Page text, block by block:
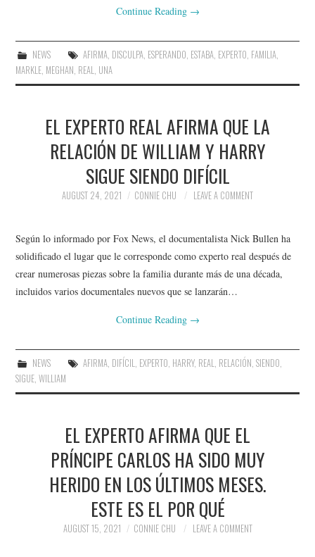
Continue Reading →
NEWS AFIRMA, DISCULPA, ESPERANDO, ESTABA, EXPERTO, FAMILIA,
MARKLE, MEGHAN, REAL, UNA
EL EXPERTO REAL AFIRMA QUE LA
RELACIÓN DE WILLIAM Y HARRY
SIGUE SIENDO DIFÍCIL
AUGUST 24, 2021 CONNIE CHU LEAVE A COMMENT
Según lo informado por Fox News, el documentalista Nick Bullen ha
solidificado el lugar que le corresponde como experto real después de
crear numerosas piezas sobre la familia durante más de una década,
incluidos varios documentales nuevos que se lanzarán…
Continue Reading →
NEWS AFIRMA, DIFÍCIL, EXPERTO, HARRY, REAL, RELACIÓN, SIENDO,
SIGUE,WILLIAM
EL EXPERTO AFIRMA QUE EL
PRÍNCIPE CARLOS HA SIDO MUY
HERIDO EN LOS ÚLTIMOS MESES.
ESTE ES EL POR QUÉ
AUGUST 15, 2021 CONNIE CHU LEAVE A COMMENT